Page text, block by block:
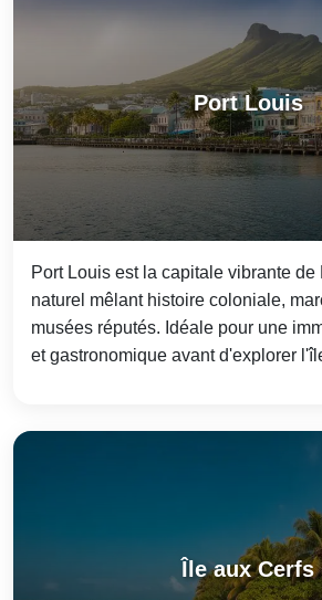
Port Louis
Port Louis est la capitale vibrante de
naturel mêlant histoire coloniale,
musées réputés. Idéale pour une
et gastronomique avant d'explorer
Île aux Cerfs